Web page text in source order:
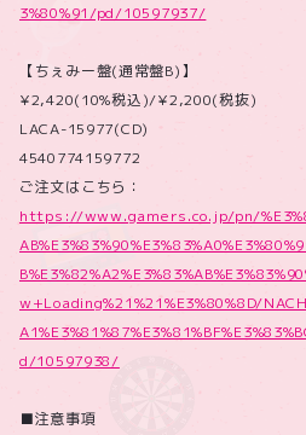
3%80%91/pd/10597937/
【ちぇみー盤(通常盤B)】
¥2,420(10%税込)/¥2,200(税抜)
LACA-15977(CD)
4540774159772
ご注文はこちら：
https://www.gamers.co.jp/pn/
w+Loading%21%21%E3%80%8D/
d/10597938/
■注意事項